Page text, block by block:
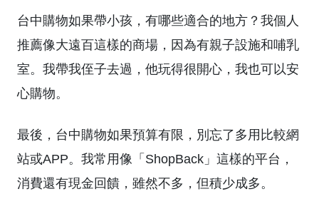
台中購物如果帶小孩，有哪些適合的地方？我個人
推薦像大遠百這樣的商場，因為有親子設施和哺乳
室。我帶我侄子去過，他玩得很開心，我也可以安
心購物。
最後，台中購物如果預算有限，別忘了多用比較網
站或APP。我常用像「ShopBack」這樣的平台，
消費還有現金回饋，雖然不多，但積少成多。